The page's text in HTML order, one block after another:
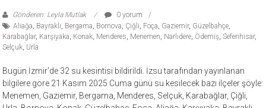
Gönderen: Leyla Mutlak
0 yorum
Aliağa, Bayraklı, Bergama, Bornova, Çiğli, Foça, Gaziemir, Güzelbahçe,
Karabağlar, Karşıyaka, Konak, Menderes, Menemen, Narlıdere, Ödemiş,Seferihisar,
Selçuk, Urla
Bugün İzmir’de 32 su kesintisi bildirildi. İzsu tarafından yayınlanan
bilgilere göre 21 Kasım 2025 Cuma günü su kesilecek bazı ilçeler şöyle:
Menemen, Gaziemir, Bergama, Menderes, Selçuk, Karabağlar, Çiğli,